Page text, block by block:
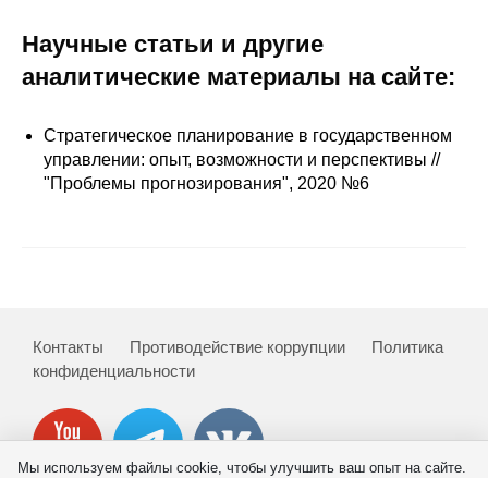
Информация для авторов
Стандарты оформления
Редакционная этика
Информация для авторов
Научные статьи и другие
аналитические материалы на сайте:
Стратегическое планирование в государственном
управлении: опыт, возможности и перспективы //
"Проблемы прогнозирования", 2020 №6
Контакты Противодействие коррупции
Политика
конфиденциальности
Мы используем файлы cookie, чтобы улучшить ваш опыт на сайте.